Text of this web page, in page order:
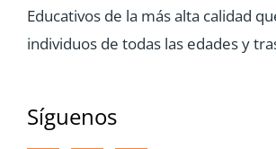
Educativos de la más alta calidad
individuos de todas las edades y
Síguenos